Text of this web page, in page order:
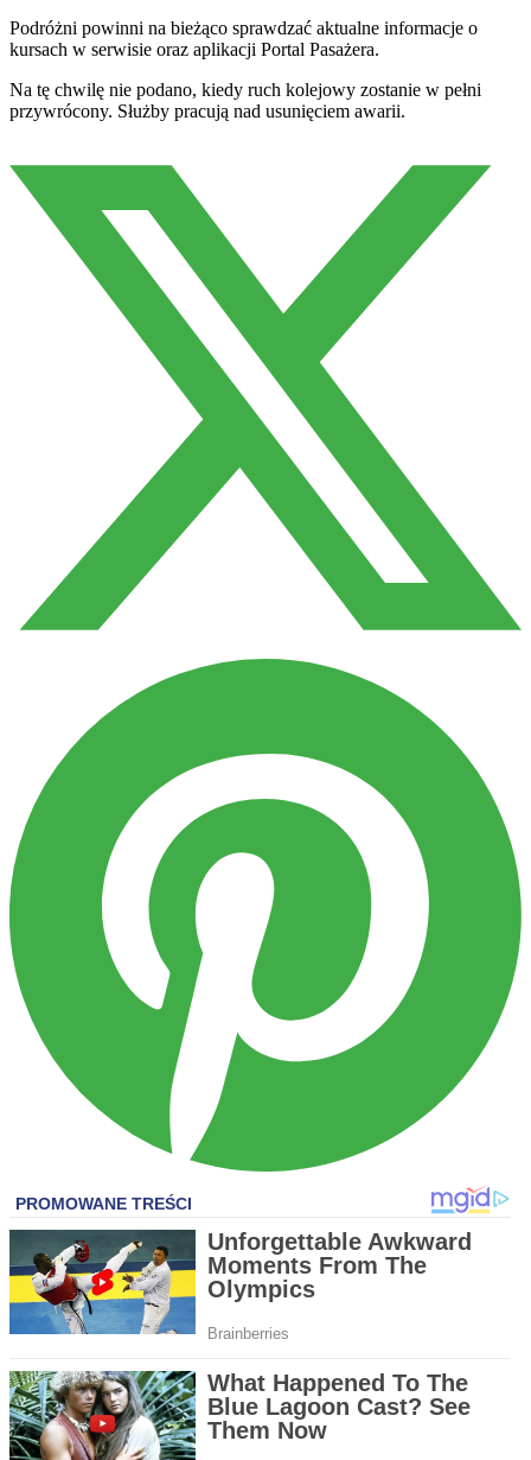
Podróżni powinni na bieżąco sprawdzać aktualne informacje o
kursach w serwisie oraz aplikacji Portal Pasażera.
Na tę chwilę nie podano, kiedy ruch kolejowy zostanie w pełni
przywrócony. Służby pracują nad usunięciem awarii.